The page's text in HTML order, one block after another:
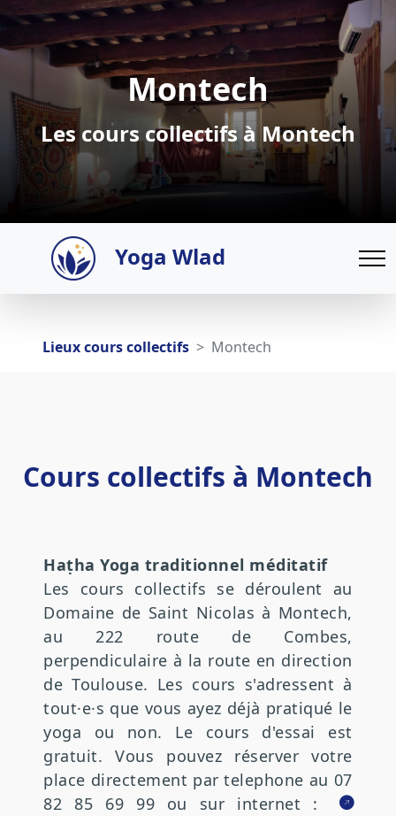
Montech
Les cours collectifs à Montech
Yoga Wlad
Lieux cours collectifs Montech
Cours collectifs à Montech
Haṭha Yoga traditionnel méditatif
Les cours collectifs se déroulent au
Domaine de Saint Nicolas à Montech,
au 222 route de Combes,
perpendiculaire à la route en direction
de Toulouse. Les cours s'adressent à
tout·e·s que vous ayez déjà pratiqué le
yoga ou non. Le cours d'essai est
gratuit. Vous pouvez réserver votre
place directement par telephone au 07
82 85 69 99 ou sur internet :